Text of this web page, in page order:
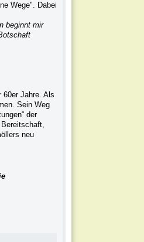
Wege". Dabei
beginnt mir
60er Jahre. Als
Sein Weg
der
neu